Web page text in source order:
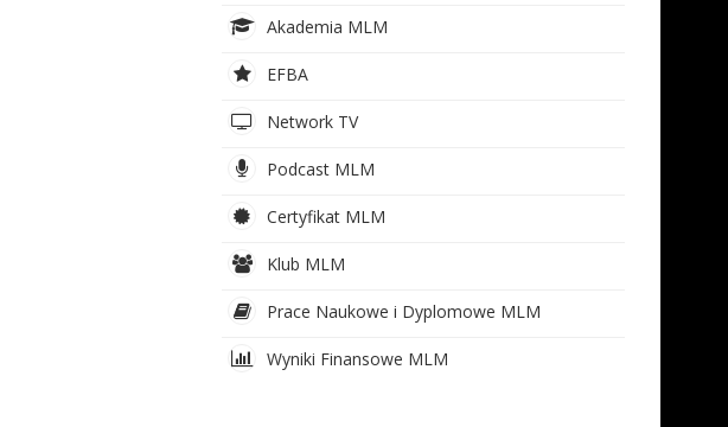
Akademia MLM
EFBA
Network TV
Podcast MLM
Certyfikat MLM
Klub MLM
Prace Naukowe i Dyplomowe MLM
Wyniki Finansowe MLM